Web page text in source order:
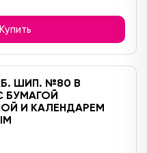
Купить
ШИП. №80 В
БУМАГОЙ
И КАЛЕНДАРЕМ